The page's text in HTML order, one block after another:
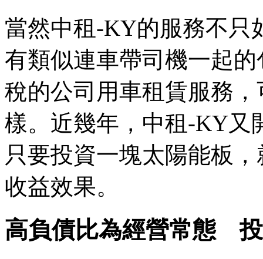
當然中租-KY的服務不只
有類似連車帶司機一起
稅的公司用車租賃服務
樣。近幾年，中租-KY又
只要投資一塊太陽能板
收益效果。
高負債比為經營常態